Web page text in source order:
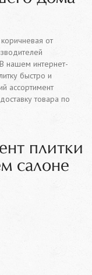
от
нашем интернет-
быстро и
ассортимент
товара по
плитки
салоне